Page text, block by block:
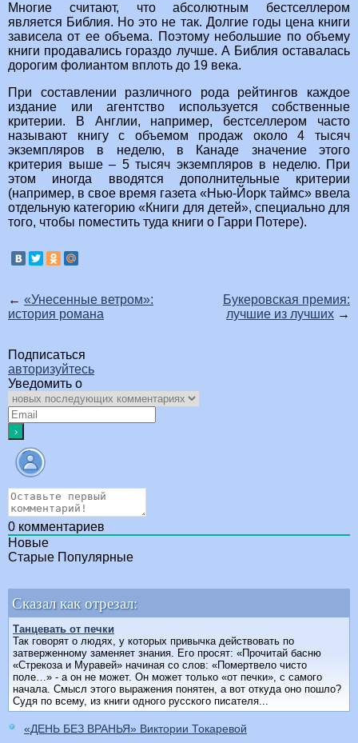
Многие считают, что абсолютным бестселлером
является Библия. Но это не так. Долгие годы цена книги
зависела от ее объема. Поэтому небольшие по объему
книги продавались гораздо лучше. А Библия оставалась
дорогим фолиантом вплоть до 19 века.
При составлении различного рода рейтингов каждое
издание или агентство используется собственные
критерии. В Англии, например, бестселлером часто
называют книгу с объемом продаж около 4 тысяч
экземпляров в неделю, в Канаде значение этого
критерия выше – 5 тысяч экземпляров в неделю. При
этом иногда вводятся дополнительные критерии
(например, в свое время газета «Нью-Йорк таймс» ввела
отдельную категорию «Книги для детей», специально для
того, чтобы поместить туда книги о Гарри Потере).
← «Унесенные ветром»:
история романа
Букеровская премия:
лучшие из лучших →
Подписаться
авторизуйтесь
Уведомить о
0 комментариев
Новые
Старые Популярные
Сказал как отрезал:
Танцевать от печки
Так говорят о людях, у которых привычка действовать по
затверженному заменяет знания. Его просят: «Прочитай басню
«Стрекоза и Муравей» начиная со слов: «Помертвело чисто
поле…» - а он не может. Он может только «от печки», с самого
начала. Смысл этого выражения понятен, а вот откуда оно пошло?
Судя по всему, из книги одного русского писателя...
«ДЕНЬ БЕЗ ВРАНЬЯ» Виктории Токаревой